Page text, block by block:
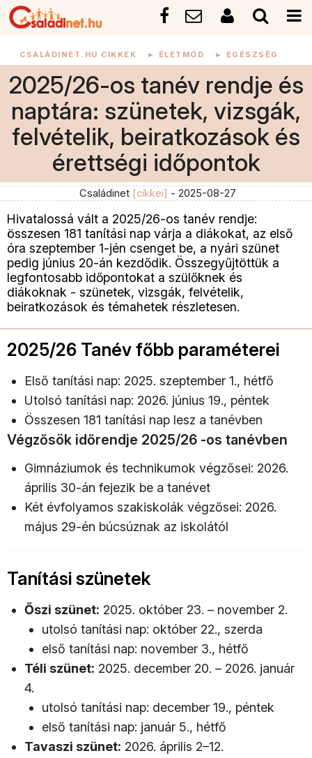
CSALÁDINET.HU CIKKEK ► ÉLETMÓD ► EGÉSZSÉG
2025/26-os tanév rendje és
naptára: szünetek, vizsgák,
felvételik, beiratkozások és
érettségi időpontok
Családinet [cikkei] - 2025-08-27
Hivatalossá vált a 2025/26-os tanév rendje:
összesen 181 tanítási nap várja a diákokat, az első
óra szeptember 1-jén csenget be, a nyári szünet
pedig június 20-án kezdődik. Összegyűjtöttük a
legfontosabb időpontokat a szülőknek és
diákoknak - szünetek, vizsgák, felvételik,
beiratkozások és témahetek részletesen.
2025/26 Tanév főbb paraméterei
Első tanítási nap: 2025. szeptember 1., hétfő
Utolsó tanítási nap: 2026. június 19., péntek
Összesen 181 tanítási nap lesz a tanévben
Végzősök időrendje 2025/26 -os tanévben
Gimnáziumok és technikumok végzősei: 2026.
április 30-án fejezik be a tanévet
Két évfolyamos szakiskolák végzősei: 2026.
május 29-én búcsúznak az iskolától
Tanítási szünetek
Őszi szünet: 2025. október 23. – november 2.
utolsó tanítási nap: október 22., szerda
első tanítási nap: november 3., hétfő
Téli szünet: 2025. december 20. – 2026. január
4.
utolsó tanítási nap: december 19., péntek
első tanítási nap: január 5., hétfő
Tavaszi szünet: 2026. április 2–12.